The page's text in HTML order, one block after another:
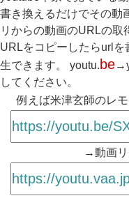
書き換えるだけでその動
リからの動画のURLの取
URLをコピーしたらurl
生できます。 youtu. be
してください。
例えば米津玄師のレ
→動画リ